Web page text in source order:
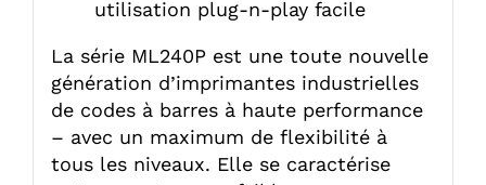
utilisation plug-n-play facile
La série ML240P est une toute nouvelle
génération d’imprimantes industrielles
de codes à barres à haute performance
– avec un maximum de flexibilité à
tous les niveaux. Elle se caractérise